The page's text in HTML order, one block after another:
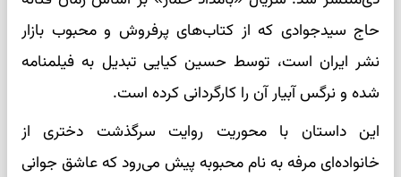
حاج سیدجوادی که از کتاب‌های پرفروش و محبوب بازار
نشر ایران است، توسط حسین کیایی تبدیل به فیلمنامه
شده و نرگس آبیار آن را کارگردانی کرده است.
این داستان با محوریت روایت سرگذشت دختری از
خانواده‌ای مرفه به نام محبوبه پیش می‌رود که عاشق جوانی